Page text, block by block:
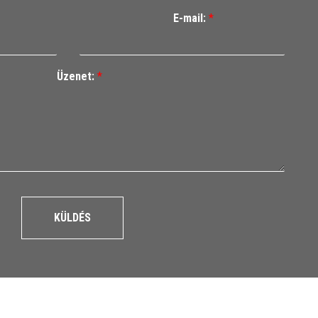
E-mail: *
Üzenet: *
KÜLDÉS